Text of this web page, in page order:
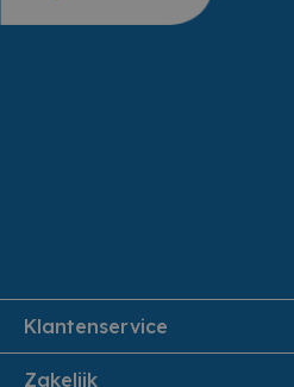
Klantenservice
FAQ
Zakelijk